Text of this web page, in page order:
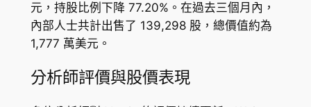
元，持股比例下降 77.20%。在過去三個月內，
內部人士共計出售了 139,298 股，總價值約為
1,777 萬美元。
分析師評價與股價表現